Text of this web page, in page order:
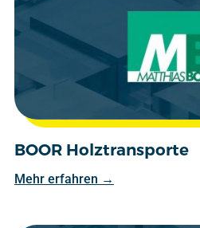
BOOR Holztransporte
Mehr erfahren →